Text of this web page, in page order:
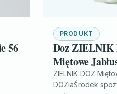
56
PRODUKT
Doz ZIELNIK
Miętowe
herbatka
15 sasz.
ZIELNIK DOZ
DOZiaŚrodek